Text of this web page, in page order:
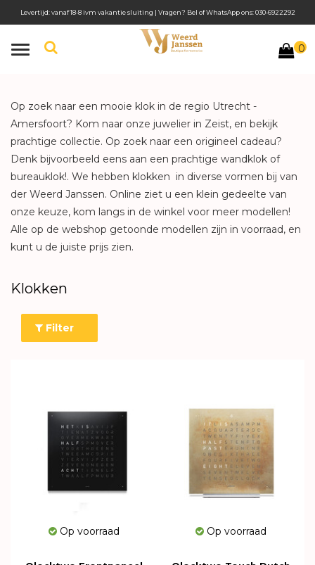
Toggle
0
Levertijd: vanaf 18-8 ivm vakantie sluiting | Vragen? Bel of WhatsApp ons: 030-6922292
Op zoek naar een mooie klok in de regio Utrecht -
Amersfoort? Kom naar onze juwelier in Zeist, en bekijk
prachtige collectie. Op zoek naar een origineel cadeau?
Denk bijvoorbeeld eens aan een prachtige wandklok of
bureauklok!. We hebben klokken in diverse vormen bij van
der Weerd Janssen. Online ziet u een klein gedeelte van
onze keuze, kom langs in de winkel voor meer modellen!
Alle op de webshop getoonde modellen zijn in voorraad, en
kunt u de juiste prijs zien.
Klokken
Filter
Op voorraad Op voorraad